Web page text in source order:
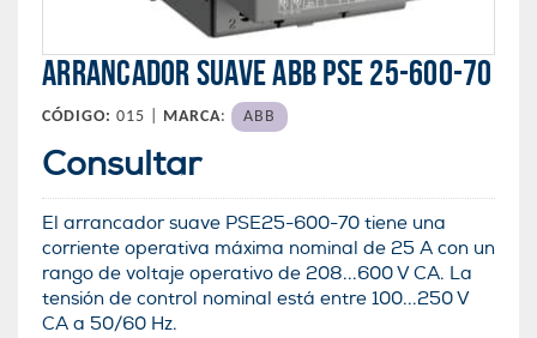
ARRANCADOR SUAVE ABB PSE 25-600-70
CÓDIGO: 015 | MARCA: ABB
Consultar
El arrancador suave PSE25-600-70 tiene una
corriente operativa máxima nominal de 25 A con un
rango de voltaje operativo de 208...600 V CA. La
tensión de control nominal está entre 100...250 V
CA a 50/60 Hz.